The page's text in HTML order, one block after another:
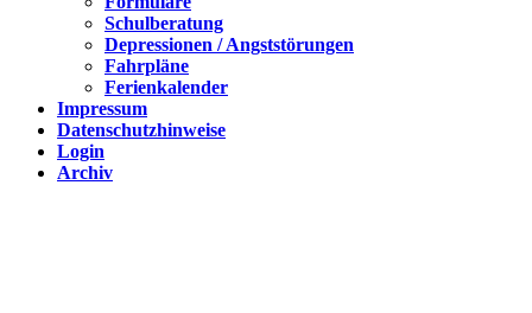
Schulberatung
Depressionen / Angststörungen
Fahrpläne
Ferienkalender
Impressum
Datenschutzhinweise
Login
Archiv